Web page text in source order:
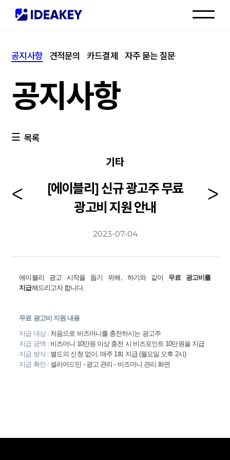
고객센터
공지사항 견적문의 카드결제 자주 묻는 질문
공지사항
목록
기타
[에이블리] 신규 광고주 무료
광고비 지원 안내
2023-07-04
에이블리 광고 시작을 돕기 위해, 하기와 같이
무료 광고비를
지급해드리고자 합니다.
무료 광고비 지원 내용
지급 대상 : 처음으로 비즈머니를 충전하시는 광고주
지급 금액 : 비즈머니 10만원 이상 충전 시 비즈포인트 10만원을 지급
지급 방식 : 별도의 신청 없이, 매주 1회 지급 (월요일 오후 2시)
지급 확인 :셀러어드민 - 광고 관리 - 비즈머니 관리 화면